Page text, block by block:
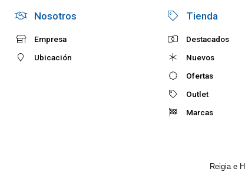
Nosotros
Empresa
Ubicación
Tienda
Destacados
Nuevos
Ofertas
Outlet
Marcas
Reigia e